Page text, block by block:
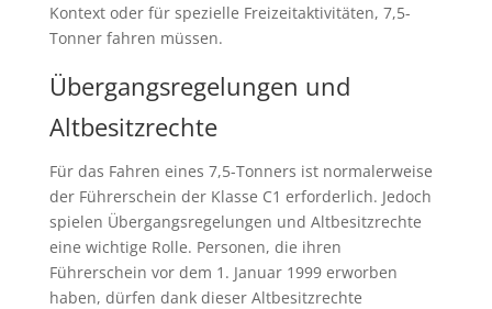
Kontext oder für spezielle Freizeitaktivitäten, 7,5-
Tonner fahren müssen.
Übergangsregelungen und
Altbesitzrechte
Für das Fahren eines 7,5-Tonners ist normalerweise
der Führerschein der Klasse C1 erforderlich. Jedoch
spielen Übergangsregelungen und Altbesitzrechte
eine wichtige Rolle. Personen, die ihren
Führerschein vor dem 1. Januar 1999 erworben
haben, dürfen dank dieser Altbesitzrechte